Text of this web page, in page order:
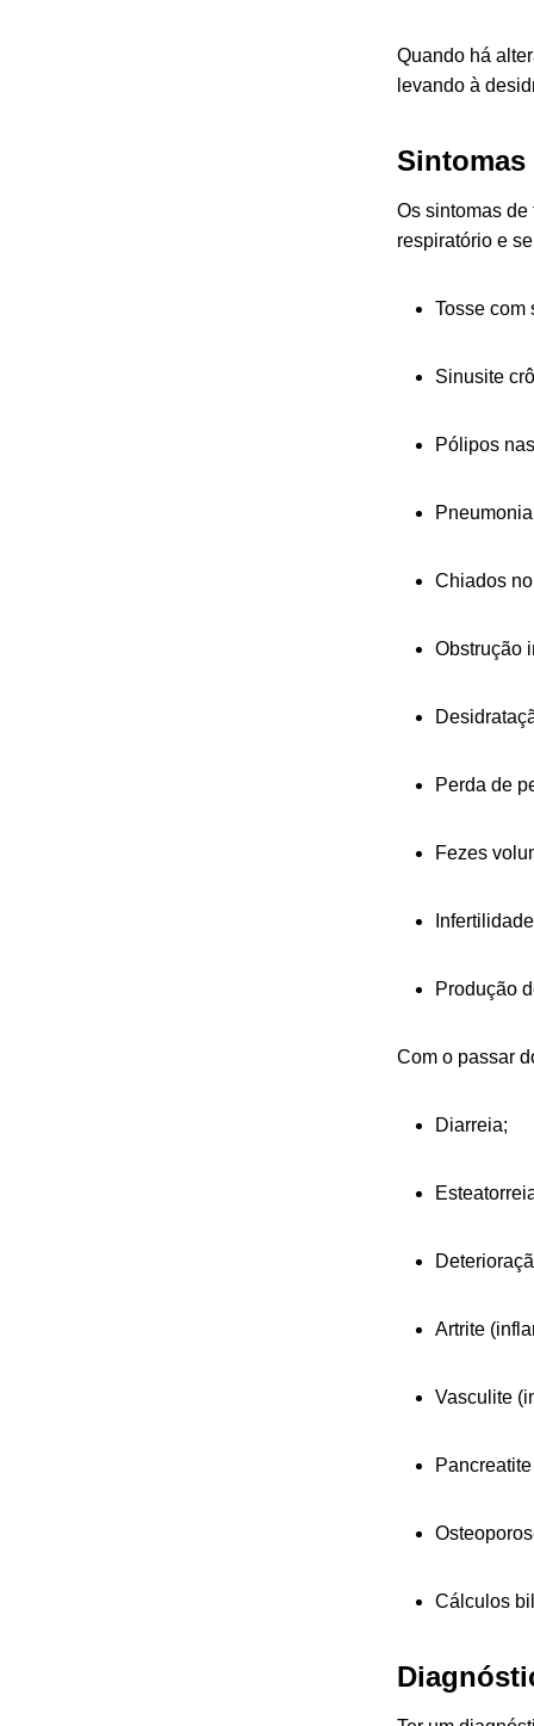
Quando há
levando à
Sintomas
Os sintomas
respiratório e
Tosse com
Sinusite
Pólipos
Chiados
Obstrução
Perda de
Fezes
Produção
Com o passar
Diarreia;
Artrite
Vasculite
Cálculos